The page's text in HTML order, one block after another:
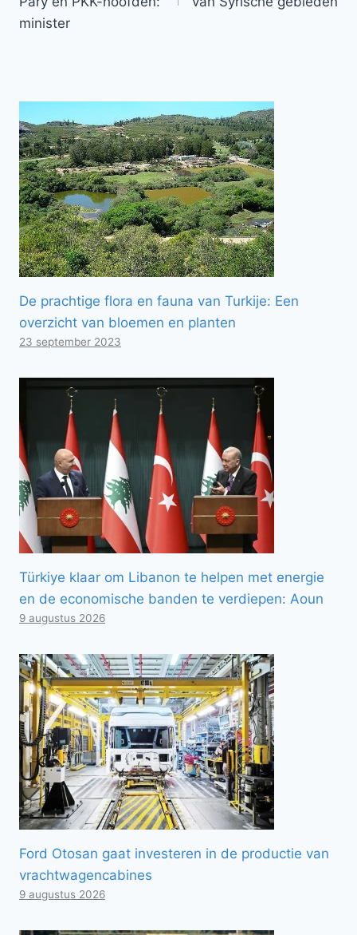
minister
De prachtige flora en fauna van Turkije: Een
overzicht van bloemen en planten
23 september 2023
Türkiye klaar om Libanon te helpen met energie
en de economische banden te verdiepen: Aoun
9 augustus 2026
Ford Otosan gaat investeren in de productie van
vrachtwagencabines
9 augustus 2026